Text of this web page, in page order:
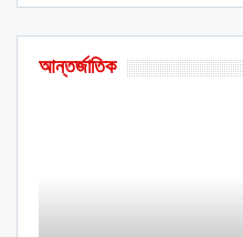
আন্তর্জাতিক